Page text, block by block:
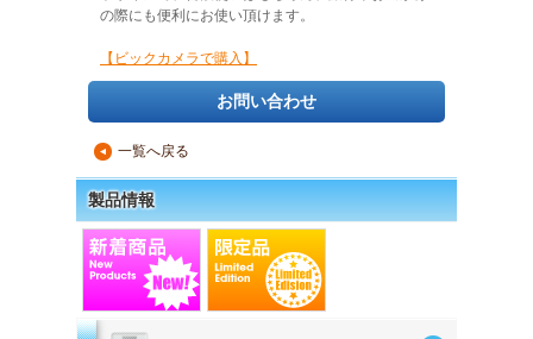
の際にも便利にお使い頂けます。
【ビックカメラで購入】
お問い合わせ
▲ 一覧へ戻る
製品情報